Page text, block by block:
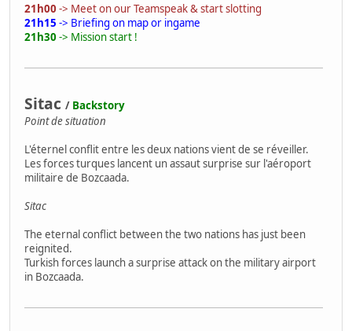
21h00 -> Meet on our Teamspeak & start slotting
21h15 -> Briefing on map or ingame
21h30-> Mission start !
Sitac / Backstory
Point de situation
L'éternel conflit entre les deux nations vient de se réveiller.
Les forces turques lancent un assaut surprise sur l'aéroport
militaire de Bozcaada.
Sitac
The eternal conflict between the two nations has just been
reignited.
Turkish forces launch a surprise attack on the military airport
in Bozcaada.